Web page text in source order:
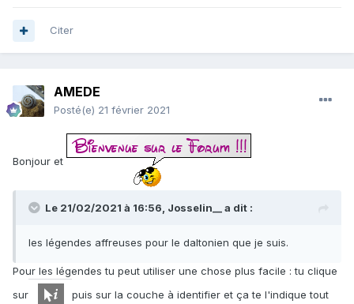
Citer
AMEDE
Posté(e) 21 février 2021
Bonjour et
Le 21/02/2021 à 16:56, Josselin__a dit :
les légendes affreuses pour le daltonien que je suis.
Pour les légendes tu peut utiliser une chose plus facile : tu clique
sur
puis sur la couche à identifier et ça te l'indique tout